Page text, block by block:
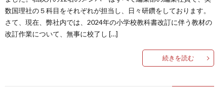
数国理社の５科目をそれぞれが担当し、日々研鑽をしております。
さて、現在、弊社内では、2024年の小学校教科書改訂に伴う教材の
改訂作業について、無事に校了し […]
続きを読む